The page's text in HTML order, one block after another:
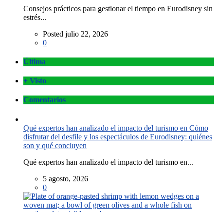
Consejos prácticos para gestionar el tiempo en Eurodisney sin
estrés...
Posted julio 22, 2026
0
Última
+ Visto
Comentarios
Qué expertos han analizado el impacto del turismo en Cómo
disfrutar del desfile y los espectáculos de Eurodisney: quiénes
son y qué concluyen
Qué expertos han analizado el impacto del turismo en...
5 agosto, 2026
0